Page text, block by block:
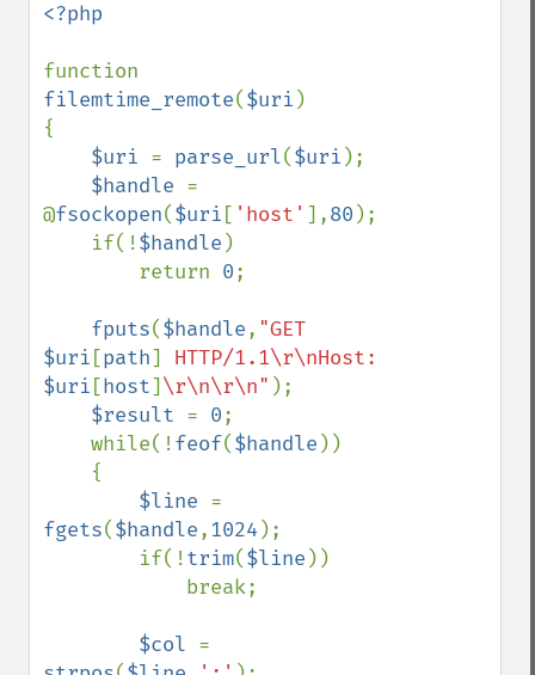
<?php
filemtime_remote($uri )
{
$uri = parse_url($uri );
$handle =
@fsockopen($uri [ 'host' ],80 );
    if(!
$handle )
        return
0;
fputs($handle,
$uri [path]
$uri [host] \r\n\r\n" );
$result = 0;
    while(!
feof($handle ))
$line
fgets($handle,1024 );
        if(!
trim($line ))
$col